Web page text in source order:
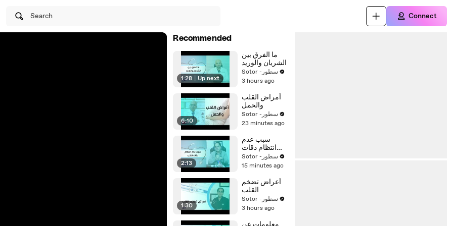
Search Connect
Recommended
1:28 Up next
ما الفرق بين
الشريان والوريد
Sotor -سطور
3 hours ago
6:10
أمراض القلب
والحمل
Sotor -سطور
23 minutes ago
2:13
سبب عدم
انتظام دقات
القلب
Sotor -سطور
15 minutes ago
1:30
أعراض تضخم
القلب
Sotor -سطور
3 hours ago